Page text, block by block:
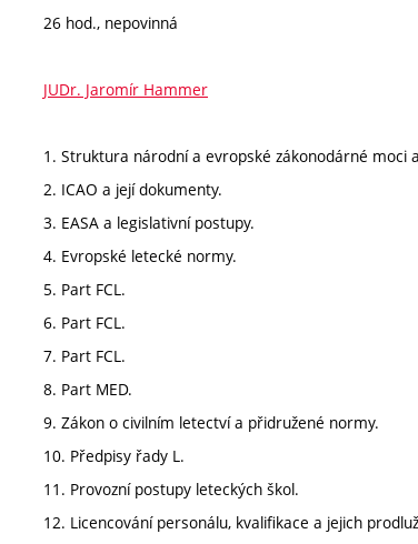
26 hod., nepovinná
JUDr. Jaromír Hammer
1. Struktura národní a evropské zákonodárné moci
2. ICAO a její dokumenty.
3. EASA a legislativní postupy.
4. Evropské letecké normy.
5. Part FCL.
6. Part FCL.
7. Part FCL.
8. Part MED.
9. Zákon o civilním letectví a přidružené normy.
10. Předpisy řady L.
11. Provozní postupy leteckých škol.
12. Licencování personálu, kvalifikace a jejich